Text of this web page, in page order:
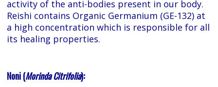
activity of the anti-bodies present in our body.
Reishi contains Organic Germanium (GE-132) at
a high concentration which is responsible for all
its healing properties.
Noni (Morinda Citrifolia):